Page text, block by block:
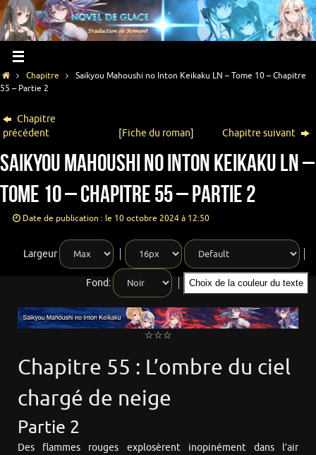
Chapitre
Saikyou Mahoushi no Inton Keikaku LN – Tome 10 – Chapitre
55 – Partie 2
Chapitre
précédent
[Fiche du roman] Chapitre suivant
Saikyou Mahoushi no Inton Keikaku LN –
Tome 10 – Chapitre 55 – Partie 2
Date de publication : le 10 octobre 2024 à 12:50
Largeur
Fond: Choix de la couleur du texte
☆☆☆
Chapitre 55 : L’ombre du ciel
chargé de neige
Partie 2
Des flammes rouges explosèrent inopinément dans l’air